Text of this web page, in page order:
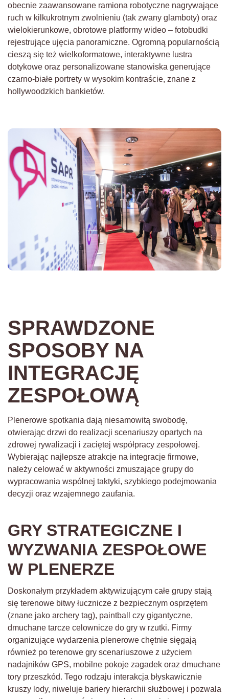
obecnie zaawansowane ramiona robotyczne nagrywające
ruch w kilkukrotnym zwolnieniu (tak zwany glamboty) oraz
wielokierunkowe, obrotowe platformy wideo – fotobudki
rejestrujące ujęcia panoramiczne. Ogromną popularnością
cieszą się też wielkoformatowe, interaktywne lustra
dotykowe oraz personalizowane stanowiska generujące
czarno-białe portrety w wysokim kontraście, znane z
hollywoodzkich bankietów.
SPRAWDZONE
SPOSOBY NA
INTEGRACJĘ
ZESPOŁOWĄ
Plenerowe spotkania dają niesamowitą swobodę,
otwierając drzwi do realizacji scenariuszy opartych na
zdrowej rywalizacji i zaciętej współpracy zespołowej.
Wybierając najlepsze atrakcje na integracje firmowe,
należy celować w aktywności zmuszające grupy do
wypracowania wspólnej taktyki, szybkiego podejmowania
decyzji oraz wzajemnego zaufania.
GRY STRATEGICZNE I
WYZWANIA ZESPOŁOWE
W PLENERZE
Doskonałym przykładem aktywizującym całe grupy stają
się terenowe bitwy łucznicze z bezpiecznym osprzętem
(znane jako archery tag), paintball czy gigantyczne,
dmuchane tarcze celownicze do gry w rzutki. Firmy
organizujące wydarzenia plenerowe chętnie sięgają
również po terenowe gry scenariuszowe z użyciem
nadajników GPS, mobilne pokoje zagadek oraz dmuchane
tory przeszkód. Tego rodzaju interakcja błyskawicznie
kruszy lody, niweluje bariery hierarchii służbowej i pozwala